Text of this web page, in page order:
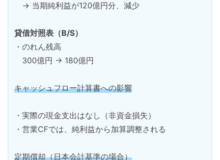
→ 当期純利益が120億円分、減少
貸借対照表（B/S）
・のれん残高
300億円 → 180億円
キャッシュフロー計算書への影響
・実際の現金支出はなし（非資金損失）
・営業CFでは、純利益から加算調整される
定期償却（日本会計基準の場合）